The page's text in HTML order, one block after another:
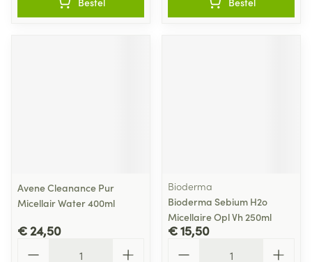
Avene Cleanance Pur
Micellair Water 400ml
€ 24,50
Bioderma
Bioderma Sebium H2o
Micellaire Opl Vh 250ml
€ 15,50